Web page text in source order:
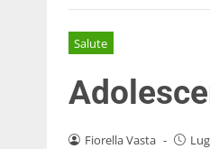
Salute
Fiorella Vasta -